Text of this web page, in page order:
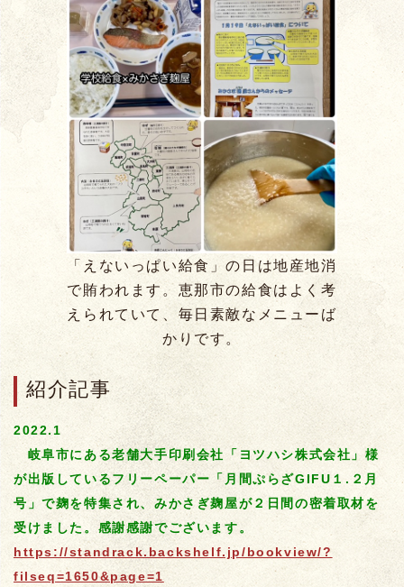
「えないっぱい給食」の日は地産地消
で賄われます。恵那市の給食はよく考
えられていて、毎日素敵なメニューば
かりです。
紹介記事
2022.1
岐阜市にある老舗大手印刷会社「ヨツハシ株式会社」様
が出版しているフリーペーパー「月間ぷらざGIFU１.２月
号」で麹を特集され、みかさぎ麹屋が２日間の密着取材を
受けました。感謝感謝でございます。
https://standrack.backshelf.jp/bookview/?
filseq=1650&page=1